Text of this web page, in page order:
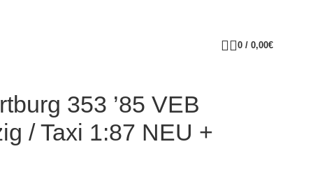
0 / 0,00€
353 ’85 VEB
/ Taxi 1:87 NEU +